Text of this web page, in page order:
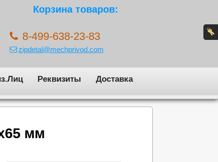
Корзина товаров:
8-499-638-23-83
zipdetal@mechprivod.com
Реквизиты
Доставка
мм